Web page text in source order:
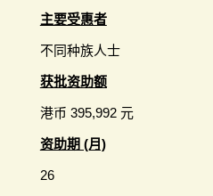
主要受惠者
不同种族人士
获批资助额
港币 395,992 元
资助期 (月)
26